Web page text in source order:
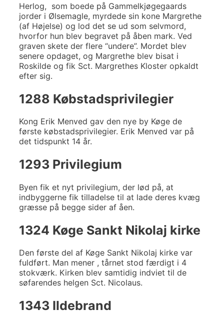
Herlog, som boede på Gammelkjøgegaards
jorder i Ølsemagle, myrdede sin kone Margrethe
(af Højelse) og lod det se ud som selvmord,
hvorfor hun blev begravet på åben mark. Ved
graven skete der flere “undere”. Mordet blev
senere opdaget, og Margrethe blev bisat i
Roskilde og fik Sct. Margrethes Kloster opkaldt
efter sig.
1288 Købstadsprivilegier
Kong Erik Menved gav den nye by Køge de
første købstadsprivilegier. Erik Menved var på
det tidspunkt 14 år.
1293 Privilegium
Byen fik et nyt privilegium, der lød på, at
indbyggerne fik tilladelse til at lade deres kvæg
græsse på begge sider af åen.
1324 Køge Sankt Nikolaj kirke
Den første del af Køge Sankt Nikolaj kirke var
fuldført. Man mener , tårnet stod færdigt i 4
stokværk. Kirken blev samtidig indviet til de
søfarendes helgen Sct. Nicolaus.
1343 Ildebrand